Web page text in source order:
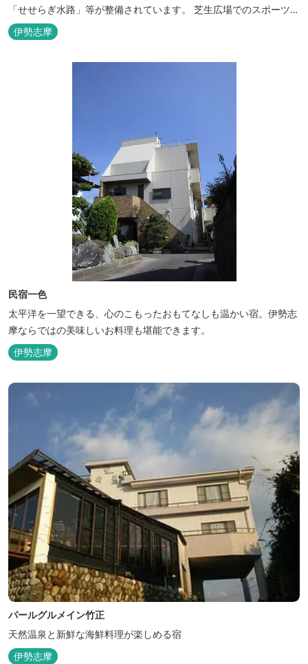
「せせらぎ水路」等が整備されています。 芝生広場でのスポーツや
バーベキューはもちろん、 車での乗り入れも可能なため、オートキ
ャンプなどもお楽しみいただけます！ 火災防止のため、バーベキュ
伊勢志摩
民宿一色
太平洋を一望できる、心のこもったおもてなしも温かい宿。伊勢志
摩ならではの美味しいお料理も堪能できます。
伊勢志摩
パールグルメイン竹正
天然温泉と新鮮な海鮮料理が楽しめる宿
伊勢志摩